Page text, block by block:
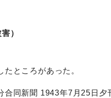
害）
たところがあった。
合同新聞 1943年7月25日夕